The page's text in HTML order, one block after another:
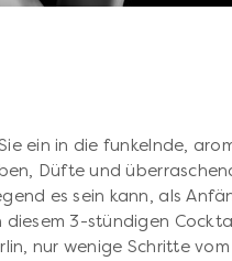
ein in die funkelnde,
Düfte und
es sein kann, als
diesem 3-stündigen
nur wenige Schritte